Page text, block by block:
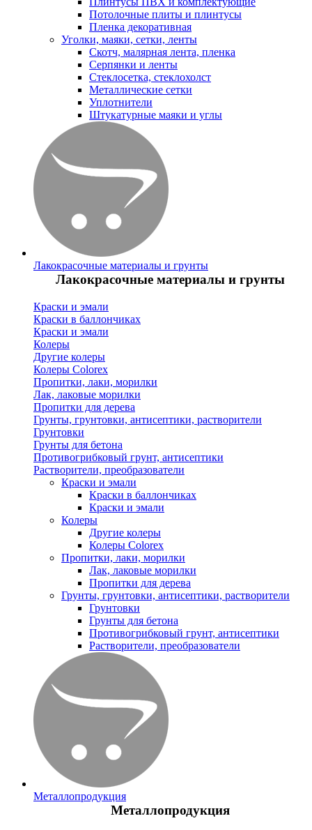
Потолочные плиты и плинтусы
Пленка декоративная
Уголки, маяки, сетки, ленты
Скотч, малярная лента, пленка
Серпянки и ленты
Стеклосетка, стеклохолст
Металлические сетки
Уплотнители
Штукатурные маяки и углы
Лакокрасочные материалы и грунты
Лакокрасочные материалы и грунты
Краски и эмали
Краски в баллончиках
Краски и эмали
Колеры
Другие колеры
Колеры Colorex
Пропитки, лаки, морилки
Лак, лаковые морилки
Пропитки для дерева
Грунты, грунтовки, антисептики, растворители
Грунтовки
Грунты для бетона
Противогрибковый грунт, антисептики
Растворители, преобразователи
Краски и эмали
Краски в баллончиках
Краски и эмали
Колеры
Другие колеры
Колеры Colorex
Пропитки, лаки, морилки
Лак, лаковые морилки
Пропитки для дерева
Грунты, грунтовки, антисептики, растворители
Грунтовки
Грунты для бетона
Противогрибковый грунт, антисептики
Растворители, преобразователи
Металлопродукция
Металлопродукция